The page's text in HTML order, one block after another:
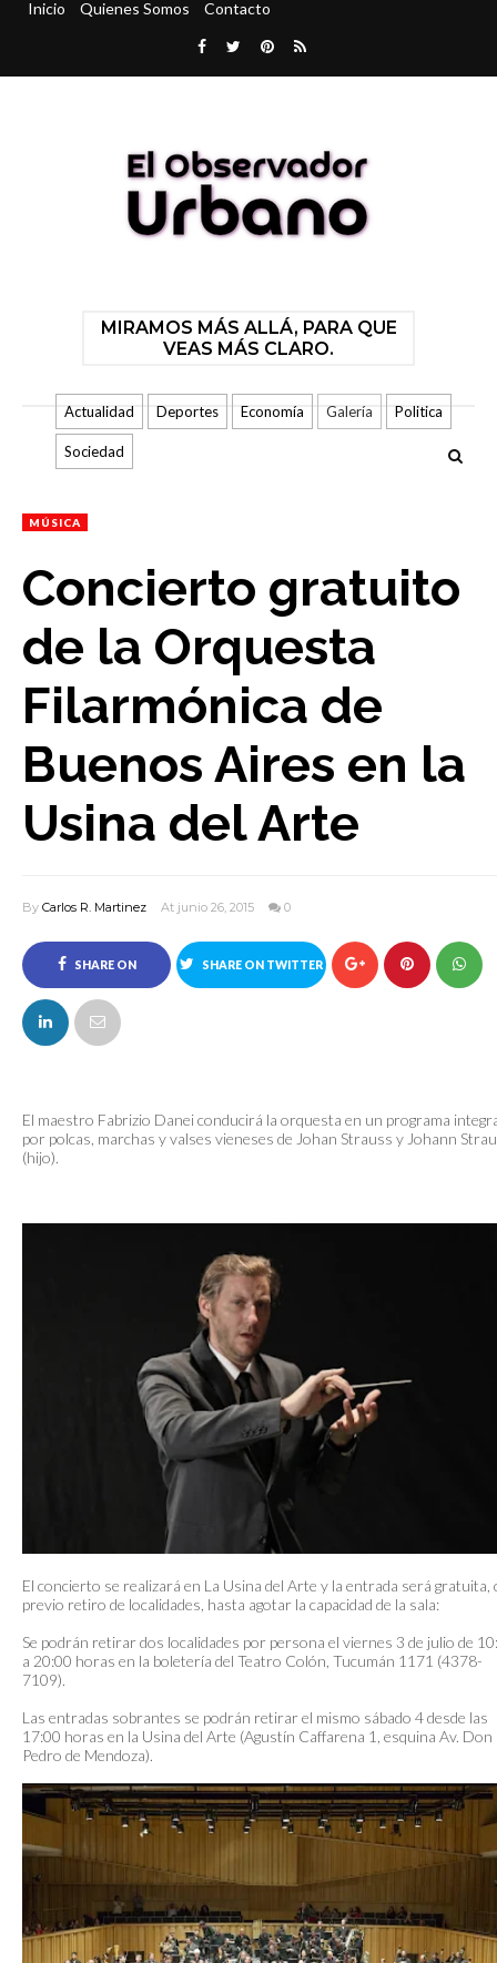
Inicio Quienes Somos Contacto
MIRAMOS MÁS ALLÁ, PARA QUE
VEAS MÁS CLARO.
Actualidad Deportes Economía Galería Politica
Sociedad
MÚSICA
Concierto gratuito
de la Orquesta
Filarmónica de
Buenos Aires en la
Usina del Arte
By Carlos R. Martinez At junio 26, 2015 0
SHARE ON
FACEBOOK
SHARE ON TWITTER
El maestro Fabrizio Danei conducirá la orquesta en un programa
por polcas, marchas y valses vieneses de Johan Strauss y Johann
(hijo).
El concierto se realizará en La Usina del Arte y la entrada será gratuita,
previo retiro de localidades, hasta agotar la capacidad de la sala:
Se podrán retirar dos localidades por persona el viernes 3 de julio de
a 20:00 horas en la boletería del Teatro Colón, Tucumán 1171 (4378-
7109).
Las entradas sobrantes se podrán retirar el mismo sábado 4 desde las
17:00 horas en la Usina del Arte (Agustín Caffarena 1, esquina Av. Don
Pedro de Mendoza).